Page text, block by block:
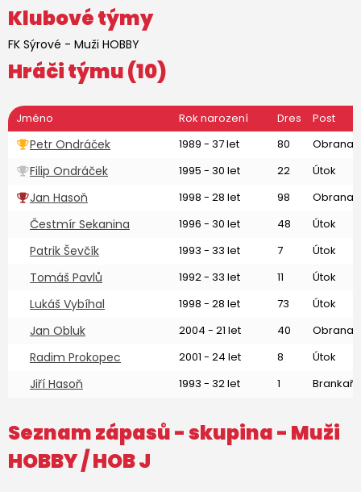
Klubové týmy
FK Sýrové - Muži HOBBY
Hráči týmu (10)
Jméno Rok narození Dres Post
Petr Ondráček 1989 - 37 let 80 Obrana
Filip Ondráček 1995 - 30 let 22 Útok
Jan Hasoň 1998 - 28 let 98 Obrana
Čestmír Sekanina 1996 - 30 let 48 Útok
Patrik Ševčík 1993 - 33 let 7 Útok
Tomáš Pavlů 1992 - 33 let 11 Útok
Lukáš Vybíhal 1998 - 28 let 73 Útok
Jan Obluk 2004 - 21 let 40 Obrana
Radim Prokopec 2001 - 24 let 8 Útok
Jiří Hasoň 1993 - 32 let 1 Brankař
Seznam zápasů - skupina - Muži
HOBBY/ HOB J